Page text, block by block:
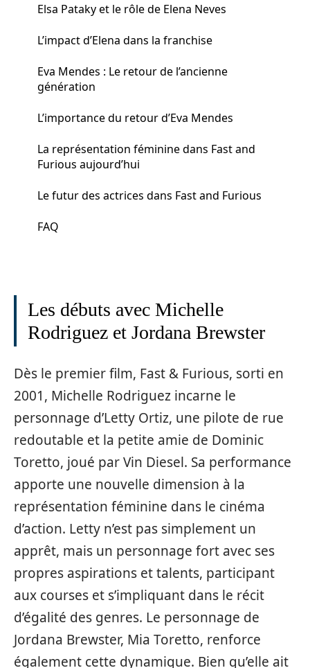
Elsa Pataky et le rôle de Elena Neves
L’impact d’Elena dans la franchise
Eva Mendes : Le retour de l’ancienne
génération
L’importance du retour d’Eva Mendes
La représentation féminine dans Fast and
Furious aujourd’hui
Le futur des actrices dans Fast and Furious
FAQ
Les débuts avec Michelle
Rodriguez et Jordana Brewster
Dès le premier film, Fast & Furious, sorti en
2001, Michelle Rodriguez incarne le
personnage d’Letty Ortiz, une pilote de rue
redoutable et la petite amie de Dominic
Toretto, joué par Vin Diesel. Sa performance
apporte une nouvelle dimension à la
représentation féminine dans le cinéma
d’action. Letty n’est pas simplement un
apprêt, mais un personnage fort avec ses
propres aspirations et talents, participant
aux courses et s’impliquant dans le récit
d’égalité des genres. Le personnage de
Jordana Brewster, Mia Toretto, renforce
également cette dynamique. Bien qu’elle ait